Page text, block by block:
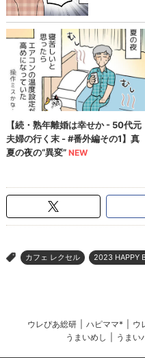
> カフェ レクセル 2023 HAPPY
ウレぴあ総研 ハピママ* ウ
うまいめし
うまい